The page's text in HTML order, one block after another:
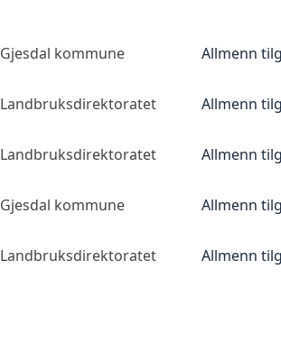
Gjesdal kommune Allmenn
Landbruksdirektoratet Allmenn
Landbruksdirektoratet Allmenn
Gjesdal kommune Allmenn
Landbruksdirektoratet Allmenn